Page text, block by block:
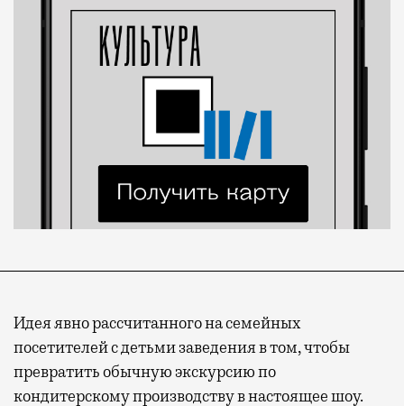
Идея явно рассчитанного на семейных
посетителей с детьми заведения в том, чтобы
превратить обычную экскурсию по
кондитерскому производству в настоящее шоу.